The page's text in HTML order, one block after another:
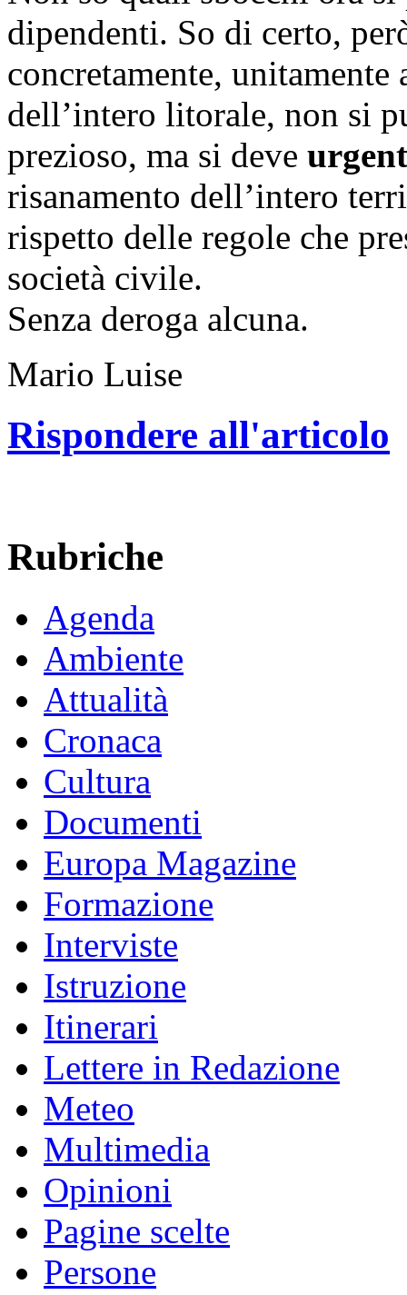
dipendenti. So di certo,
concretamente,
dell’intero litorale, non si
prezioso, ma si deve
risanamento dell’intero
rispetto delle regole che
società civile.
Senza deroga alcuna.
Mario Luise
Rispondere all'articolo
Rubriche
Agenda
Ambiente
Attualità
Cronaca
Cultura
Documenti
Europa Magazine
Formazione
Interviste
Istruzione
Itinerari
Lettere in Redazione
Meteo
Multimedia
Opinioni
Pagine scelte
Persone